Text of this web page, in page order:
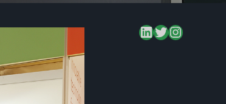
LinkedIn
Twitter
Instagram